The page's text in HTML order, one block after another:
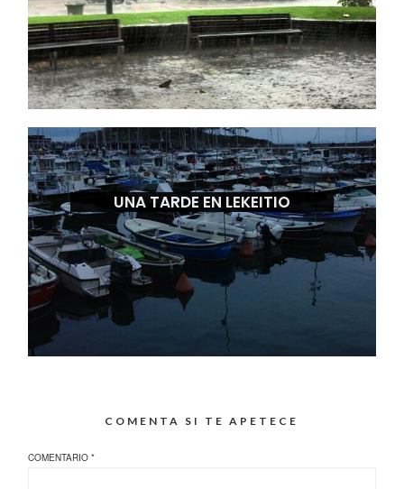
UNA TARDE EN LEKEITIO
COMENTA SI TE APETECE
COMENTARIO*